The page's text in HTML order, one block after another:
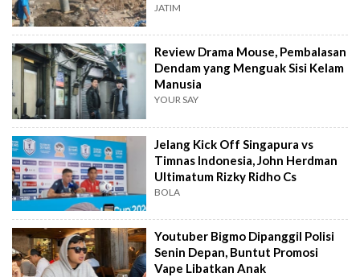
JATIM
Review Drama Mouse, Pembalasan
Dendam yang Menguak Sisi Kelam
Manusia
YOUR SAY
Jelang Kick Off Singapura vs
Timnas Indonesia, John Herdman
Ultimatum Rizky Ridho Cs
BOLA
Youtuber Bigmo Dipanggil Polisi
Senin Depan, Buntut Promosi
Vape Libatkan Anak